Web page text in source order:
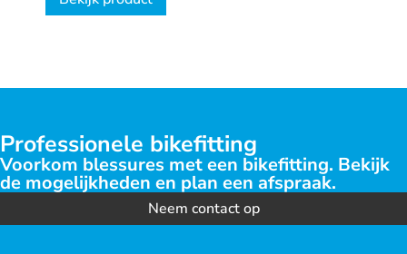
Professionele bikefitting
Voorkom blessures met een bikefitting. Bekijk
de mogelijkheden en plan een afspraak.
Neem contact op